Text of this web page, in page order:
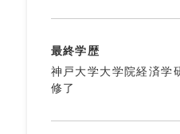
最終学歴
神戸大学大学院経済
修了